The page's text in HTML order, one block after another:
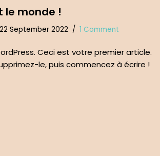
le monde !
22 September 2022 1 Comment
Ceci est votre premier article.
le, puis commencez à écrire !